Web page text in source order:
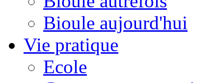
Bioule aujourd'hui
Vie pratique
Ecole